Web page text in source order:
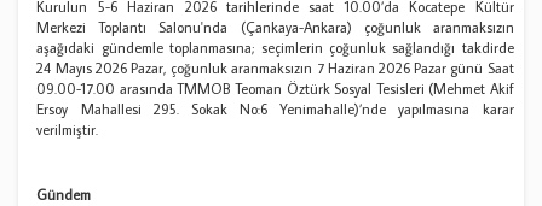
Kurulun 5-6 Haziran 2026 tarihlerinde saat 10.00’da Kocatepe Kültür
Merkezi Toplantı Salonu'nda (Çankaya-Ankara) çoğunluk aranmaksızın
aşağıdaki gündemle toplanmasına; seçimlerin çoğunluk sağlandığı takdirde
24 Mayıs 2026 Pazar, çoğunluk aranmaksızın 7 Haziran 2026 Pazar günü Saat
09.00-17.00 arasında TMMOB Teoman Öztürk Sosyal Tesisleri (Mehmet Akif
Ersoy Mahallesi 295. Sokak No:6 Yenimahalle)’nde yapılmasına karar
verilmiştir.
Gündem